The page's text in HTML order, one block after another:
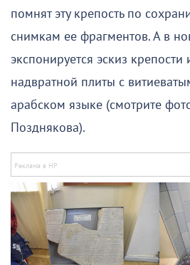
помнят эту крепость по
снимкам ее фрагментов. А в
экспонируется эскиз крепости
надвратной плиты с
арабском языке (смотрите
Позднякова).